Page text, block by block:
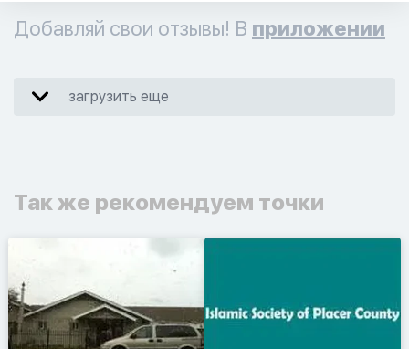
Добавляй свои отзывы! В приложении
загрузить еще
Так же рекомендуем точки